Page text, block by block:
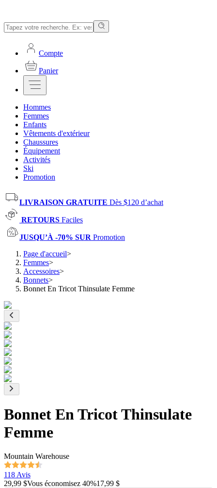
Compte
Panier
Hommes
Femmes
Enfants
Vêtements d'extérieur
Chaussures
Équipement
Activités
Ski
Promotion
LIVRAISON GRATUITE Dès $120 d’achat
RETOURS Faciles
JUSQU’À -70% SUR Promotion
Page d'accueil>
Femmes>
Accessoires>
Bonnets>
Bonnet En Tricot Thinsulate Femme
Bonnet En Tricot Thinsulate
Femme
Mountain Warehouse
118 Avis
29,99 $Vous économisez 40%17,99 $